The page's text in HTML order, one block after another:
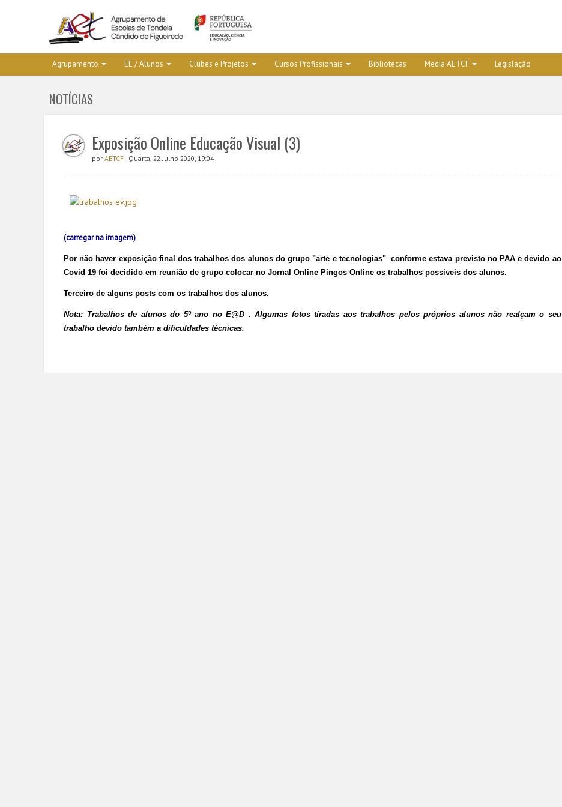
Agrupamento EE / Alunos Clubes e Projetos Cursos Profissionais Bibliotecas Media AETCF Legislação
NOTÍCIAS
Exposição Online Educação Visual (3)
por AETCF- Quarta, 22 Julho 2020, 19:04
(carregar na imagem)
Por não haver exposição final dos trabalhos dos alunos do grupo "arte e tecnologias" conforme estava previsto no PAA e devido ao
Covid 19 foi decidido em reunião de grupo colocar no Jornal Online Pingos Online os trabalhos possiveis dos alunos.
Terceiro de alguns posts com os trabalhos dos alunos.
Nota: Trabalhos de alunos do 5º ano noE@D . Algumas fotos tiradas aos trabalhos pelos próprios alunos não realçam o seu
trabalho devido também a dificuldades técnicas.